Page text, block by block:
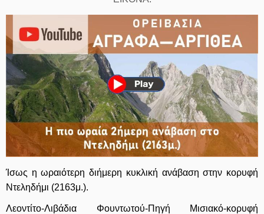
Ίσως η ωραιότερη διήμερη κυκλική ανάβαση στην κορυφή
Ντεληδήμι (2163μ.).
Λεοντίτο-Λιβάδια Φουντωτού-Πηγή Μισιακό-κορυφή